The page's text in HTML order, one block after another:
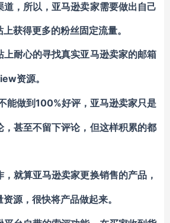
，所以，亚马逊卖家需要做出自己
获得更多的粉丝固定流量。
上耐心的寻找真实亚马逊卖家的邮箱
资源。
能做到100%好评，亚马逊卖家只是
，甚至不留下评论，但这样积累的都
就算亚马逊卖家更换销售的产品，
源，很快将产品做起来。